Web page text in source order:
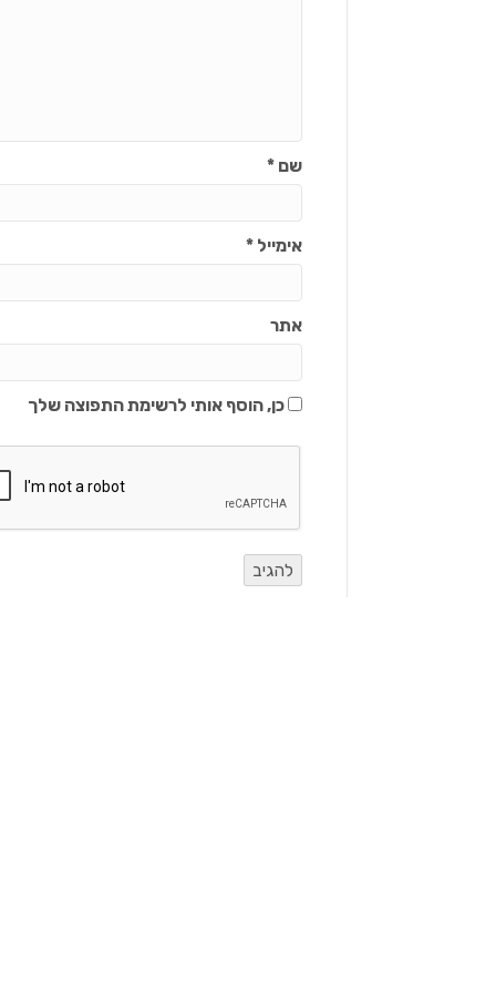
שם*
אימייל*
אתר
כן, הוסף אותי לרשימת התפוצה שלך